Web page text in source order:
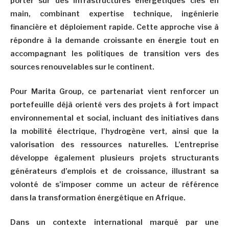
main, combinant expertise technique, ingénierie
financière et déploiement rapide. Cette approche vise à
répondre à la demande croissante en énergie tout en
accompagnant les politiques de transition vers des
sources renouvelables sur le continent.
Pour Marita Group, ce partenariat vient renforcer un
portefeuille déjà orienté vers des projets à fort impact
environnemental et social, incluant des initiatives dans
la mobilité électrique, l’hydrogène vert, ainsi que la
valorisation des ressources naturelles. L’entreprise
développe également plusieurs projets structurants
générateurs d’emplois et de croissance, illustrant sa
volonté de s’imposer comme un acteur de référence
dans la transformation énergétique en Afrique.
Dans un contexte international marqué par une